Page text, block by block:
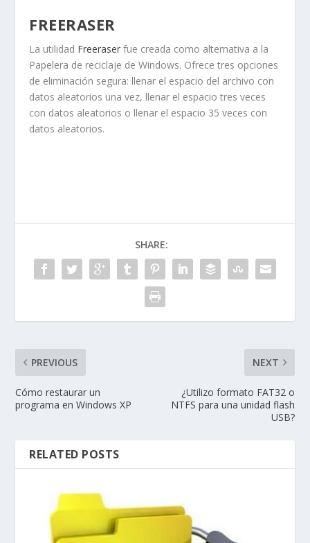
FREERASER
La utilidad Freeraser fue creada como alternativa a la
Papelera de reciclaje de Windows. Ofrece tres opciones
de eliminación segura: llenar el espacio del archivo con
datos aleatorios una vez, llenar el espacio tres veces
con datos aleatorios o llenar el espacio 35 veces con
datos aleatorios.
SHARE:
PREVIOUS
Cómo restaurar un
programa en Windows XP
NEXT
¿Utilizo formato FAT32 o
NTFS para una unidad flash
USB?
RELATED POSTS